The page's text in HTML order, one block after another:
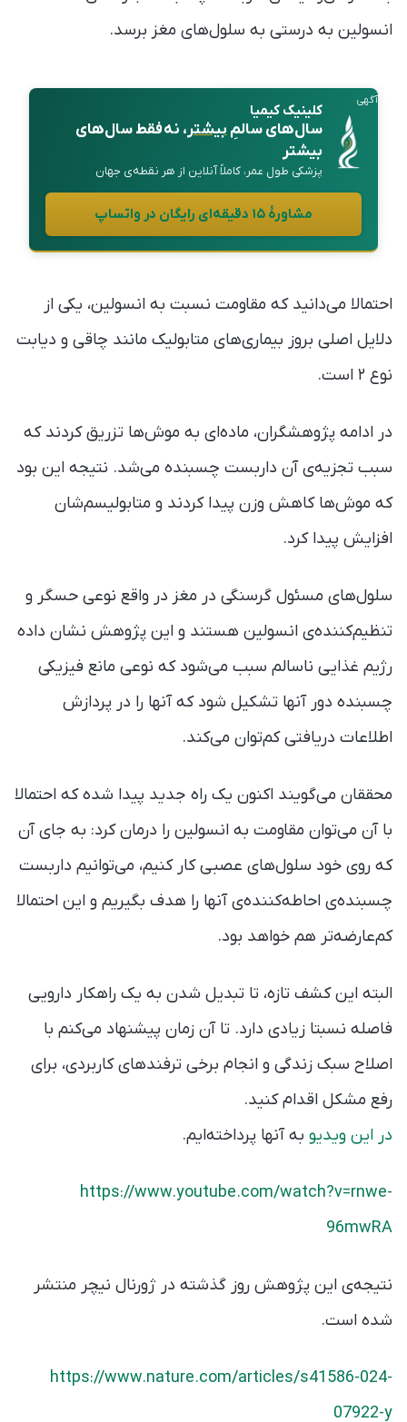
انسولین به درستی به سلول‌های مغز برسد.
آگهی
کلینیک کیمیا
سال‌های سالمِبیشتر، نه فقط سال‌های
بیشتر
پزشکی طول عمر، کاملاً آنلاین از هر نقطه‌ی جهان
مشاورهٔ ۱۵ دقیقه‌ای رایگان در واتساپ
احتمالا می‌دانید که مقاومت نسبت به انسولین، یکی از
دلایل اصلی بروز بیماری‌های متابولیک مانند چاقی و دیابت
نوع ۲ است.
در ادامه پژوهشگران، ماده‌ای به موش‌ها تزریق کردند که
سبب تجزیه‌ی آن داربست چسبنده می‌شد. نتیجه این بود
که موش‌ها کاهش وزن پیدا کردند و متابولیسم‌شان
افزایش پیدا کرد.
سلول‌های مسئول گرسنگی در مغز در واقع نوعی حسگر و
تنظیم‌کننده‌ی انسولین هستند و این پژوهش نشان داده
رژیم غذایی ناسالم سبب می‌شود که نوعی مانع فیزیکی
چسبنده دور آنها تشکیل شود که آنها را در پردازش
اطلاعات دریافتی کم‌توان می‌کند.
محققان می‌گویند اکنون یک راه جدید پیدا شده که احتمالا
با آن می‌توان مقاومت به انسولین را درمان کرد: به جای آن
که روی خود سلول‌های عصبی کار کنیم، می‌توانیم داربست
چسبنده‌ی احاطه‌کننده‌ی آنها را هدف بگیریم و این احتمالا
کم‌عارضه‌تر هم خواهد بود.
البته این کشف تازه، تا تبدیل شدن به یک راهکار دارویی
فاصله نسبتا زیادی دارد. تا آن زمان پیشنهاد می‌کنم با
اصلاح سبک زندگی و انجام برخی ترفند‌های کاربردی، برای
رفع مشکل اقدام کنید.
در این ویدیو به آنها پرداخته‌ایم.
https://www.youtube.com/watch?v=rnwe-
96mwRA
نتیجه‌ی این پژوهش روز گذشته در ژورنال نیچر منتشر
شده است.
https://www.nature.com/articles/s41586-024-
07922-y